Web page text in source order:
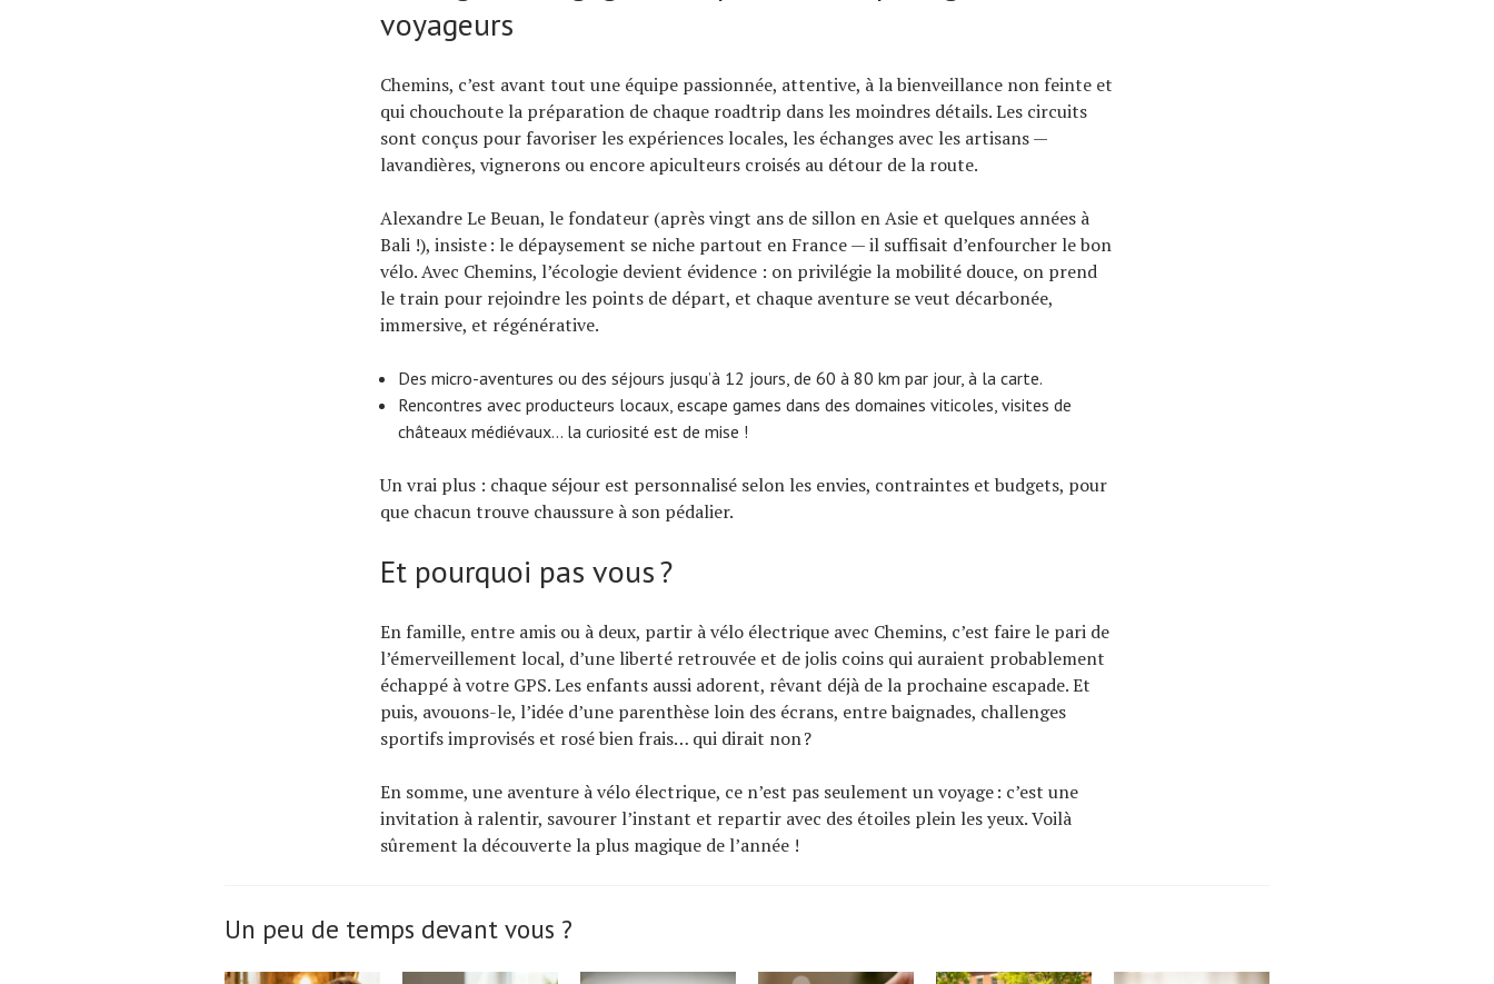
voyageurs
Chemins, c’est avant tout une équipe passionnée, attentive, à la bienveillance non feinte et
qui chouchoute la préparation de chaque roadtrip dans les moindres détails. Les circuits
sont conçus pour favoriser les expériences locales, les échanges avec les artisans —
lavandières, vignerons ou encore apiculteurs croisés au détour de la route.
Alexandre Le Beuan, le fondateur (après vingt ans de sillon en Asie et quelques années à
Bali !), insiste : le dépaysement se niche partout en France — il suffisait d’enfourcher le bon
vélo. Avec Chemins, l’écologie devient évidence : on privilégie la mobilité douce, on prend
le train pour rejoindre les points de départ, et chaque aventure se veut décarbonée,
immersive, et régénérative.
Des micro-aventures ou des séjours jusqu’à 12 jours, de 60 à 80 km par jour, à la carte.
Rencontres avec producteurs locaux, escape games dans des domaines viticoles, visites de
châteaux médiévaux… la curiosité est de mise !
Un vrai plus : chaque séjour est personnalisé selon les envies, contraintes et budgets, pour
que chacun trouve chaussure à son pédalier.
Et pourquoi pas vous ?
En famille, entre amis ou à deux, partir à vélo électrique avec Chemins, c’est faire le pari de
l’émerveillement local, d’une liberté retrouvée et de jolis coins qui auraient probablement
échappé à votre GPS. Les enfants aussi adorent, rêvant déjà de la prochaine escapade. Et
puis, avouons-le, l’idée d’une parenthèse loin des écrans, entre baignades, challenges
sportifs improvisés et rosé bien frais… qui dirait non ?
En somme, une aventure à vélo électrique, ce n’est pas seulement un voyage : c’est une
invitation à ralentir, savourer l’instant et repartir avec des étoiles plein les yeux. Voilà
sûrement la découverte la plus magique de l’année !
Un peu de temps devant vous ?